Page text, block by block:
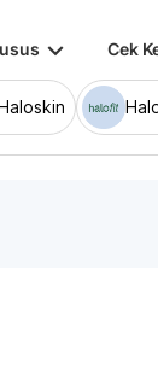
keyboard_arrow_down Cek